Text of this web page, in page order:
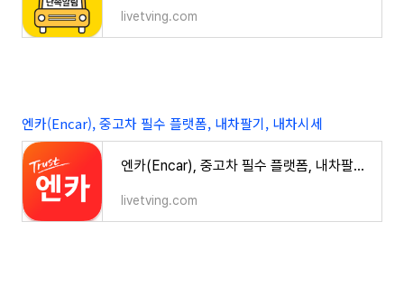
livetving.com
엔카(Encar), 중고차 필수 플랫폼, 내차팔기, 내차시세
엔카(Encar), 중고차 필수 플랫폼, 내차팔기, 내차시세
livetving.com